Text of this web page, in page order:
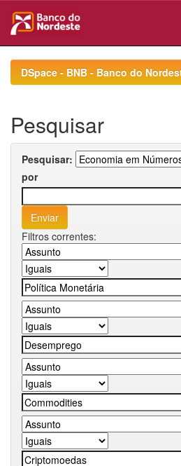
navigationDSpace - BNB - Banco do
Pesquisar
Pesquisar:
por
Filtros correntes: